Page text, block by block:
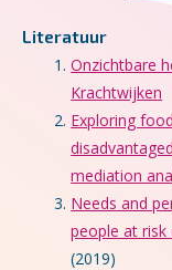
Literatuur
Onzichtbare
Krachtwijken
Exploring
mediation
Needs and
people at risk
(2019)